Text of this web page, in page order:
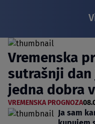
Vremenska
sutrašnji dan
jedna dobra
VREMENSKA PROGNOZA
Ja sam